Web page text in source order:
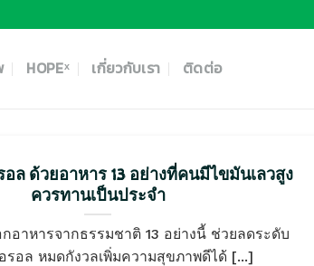
HOPEˣ เกี่ยวกับเรา ติดต่อ
อล ด้วยอาหาร 13 อย่างที่คนมีไขมันเลวสูง
ควรทานเป็นประจำ
อาหารจากธรรมชาติ 13 อย่างนี้ ช่วยลดระดับ
รอล หมดกังวลเพิ่มความสุขภาพดีได้ [...]